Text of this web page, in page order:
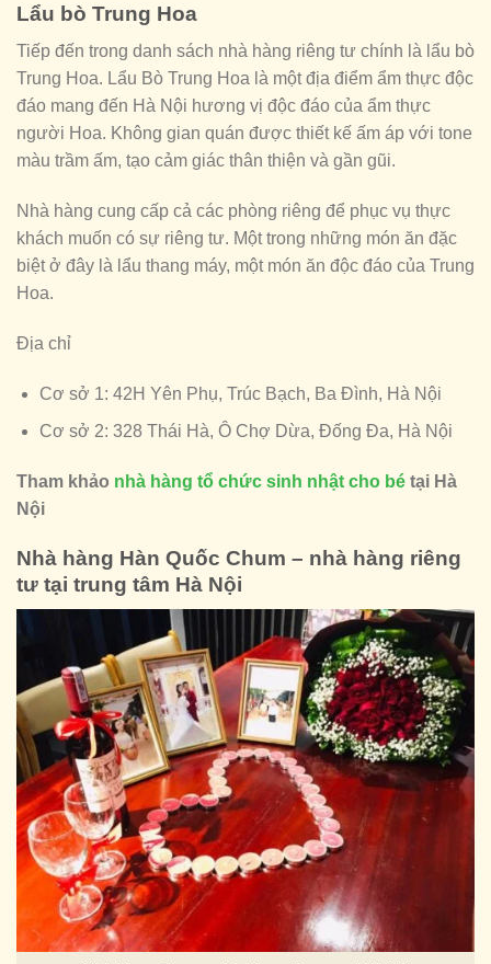
Lẩu bò Trung Hoa
Tiếp đến trong danh sách nhà hàng riêng tư chính là lẩu bò
Trung Hoa. Lẩu Bò Trung Hoa là một địa điểm ẩm thực độc
đáo mang đến Hà Nội hương vị độc đáo của ẩm thực
người Hoa. Không gian quán được thiết kế ấm áp với tone
màu trầm ấm, tạo cảm giác thân thiện và gần gũi.
Nhà hàng cung cấp cả các phòng riêng để phục vụ thực
khách muốn có sự riêng tư. Một trong những món ăn đặc
biệt ở đây là lẩu thang máy, một món ăn độc đáo của Trung
Hoa.
Địa chỉ
Cơ sở 1: 42H Yên Phụ, Trúc Bạch, Ba Đình, Hà Nội
Cơ sở 2: 328 Thái Hà, Ô Chợ Dừa, Đống Đa, Hà Nội
Tham khảo nhà hàng tổ chức sinh nhật cho bé tại Hà
Nội
Nhà hàng Hàn Quốc Chum – nhà hàng riêng
tư tại trung tâm Hà Nội